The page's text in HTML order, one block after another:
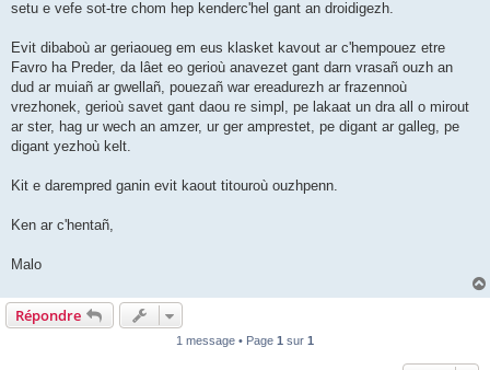
setu e vefe sot-tre chom hep kenderc'hel gant an droidigezh.
Evit dibaboù ar geriaoueg em eus klasket kavout ar c'hempouez etre
Favro ha Preder, da lâet eo gerioù anavezet gant darn vrasañ ouzh an
dud ar muiañ ar gwellañ, pouezañ war ereadurezh ar frazennoù
vrezhonek, gerioù savet gant daou re simpl, pe lakaat un dra all o mirout
ar ster, hag ur wech an amzer, ur ger amprestet, pe digant ar galleg, pe
digant yezhoù kelt.
Kit e darempred ganin evit kaout titouroù ouzhpenn.
Ken ar c'hentañ,
Malo
Répondre
1 message • Page 1 sur 1